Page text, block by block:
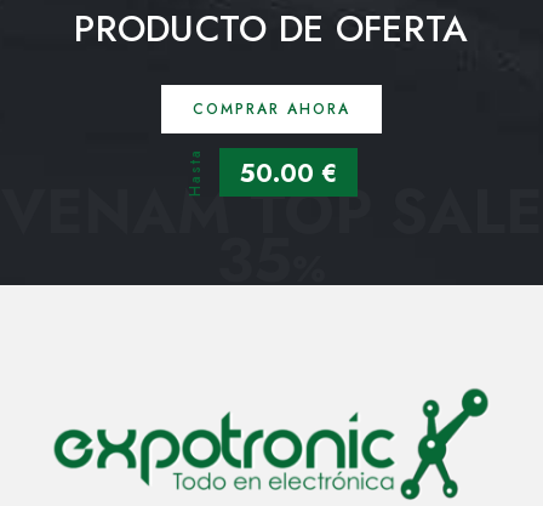
PRODUCTO DE OFERTA
COMPRAR AHORA
Hasta 50.00 €
VENAM TOP SALE